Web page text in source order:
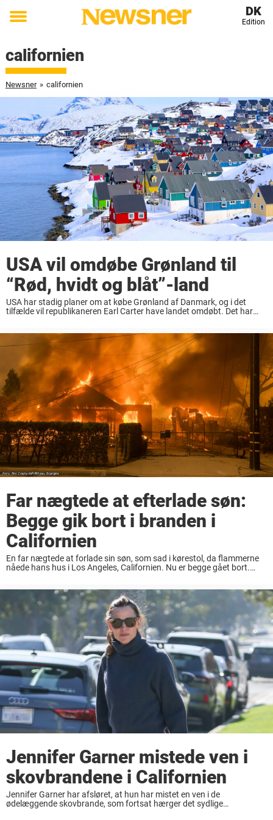
Toggle
DK
Edition
californien
Newsner » californien
USA vil omdøbe Grønland til
“Rød, hvidt og blåt”-land
USA har stadig planer om at købe Grønland af Danmark, og i det
tilfælde vil republikaneren Earl Carter have landet omdøbt. Det har
Far nægtede at efterlade søn:
Begge gik bort i branden i
Californien
En far nægtede at forlade sin søn, som sad i kørestol, da flammerne
nåede hans hus i Los Angeles, Californien. Nu er begge gået bort.
Jennifer Garner mistede ven i
skovbrandene i Californien
Jennifer Garner har afsløret, at hun har mistet en ven i de
ødelæggende skovbrande, som fortsat hærger det sydlige